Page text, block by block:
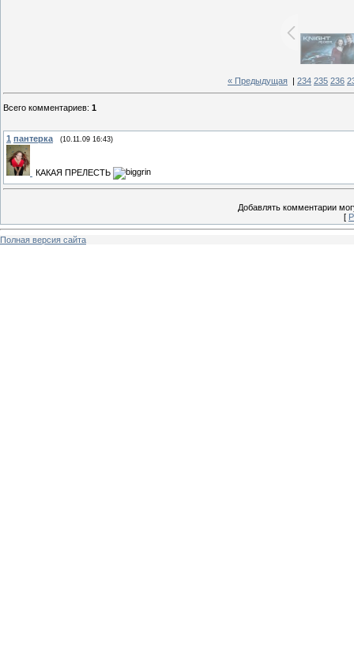
« Предыдущая 234 235 236
Всего комментариев: 1
1 пантерка (10.11.09 16:43)
КАКАЯ ПРЕЛЕСТЬ
Добавлять комментарии
[
Полная версия сайта